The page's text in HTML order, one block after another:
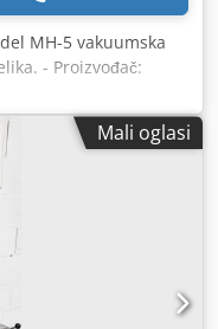
MH-5 vakuumska
- Proizvođač:
kapacitet posude:
litara Cjdpfx
0,5 bar - Radni tlak
homo": - (1) spiralna
(1) trakasta
Uključuje: -
-
ručno upravljanog
(DA/NE): DA
(DA/NE): DA
Mali oglasi